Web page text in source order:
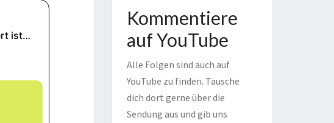
Kommentiere
auf YouTube
Alle Folgen sind auch auf
YouTube zu finden. Tausche
dich dort gerne über die
Sendung aus und gib uns